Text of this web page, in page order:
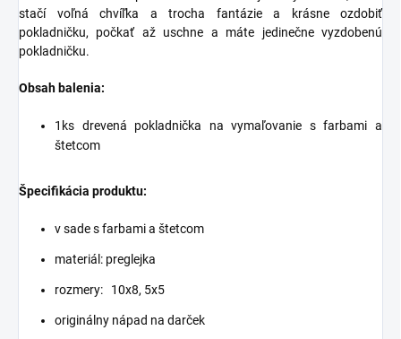
stačí voľná chvíľka a trocha fantázie a krásne ozdobiť
pokladničku, počkať až uschne a máte jedinečne vyzdobenú
pokladničku.
Obsah balenia:
1ks drevená pokladnička na vymaľovanie s farbami a
štetcom
Špecifikácia produktu:
v sade s farbami a štetcom
materiál: preglejka
rozmery: 10x8, 5x5
originálny nápad na darček